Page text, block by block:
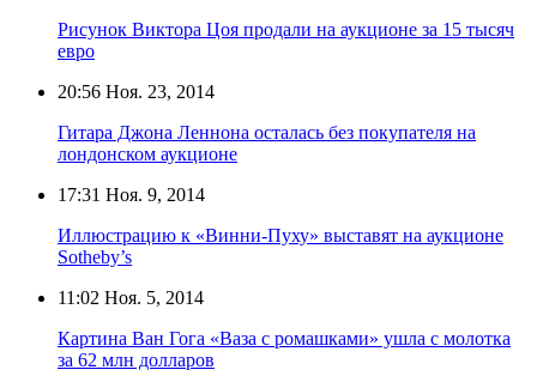
Рисунок Виктора Цоя продали на аукционе за 15 тысяч
евро
20:56 Ноя. 23, 2014
Гитара Джона Леннона осталась без покупателя на
лондонском аукционе
17:31 Ноя. 9, 2014
Иллюстрацию к «Винни-Пуху» выставят на аукционе
Sotheby’s
11:02 Ноя. 5, 2014
Картина Ван Гога «Ваза с ромашками» ушла с молотка
за 62 млн долларов